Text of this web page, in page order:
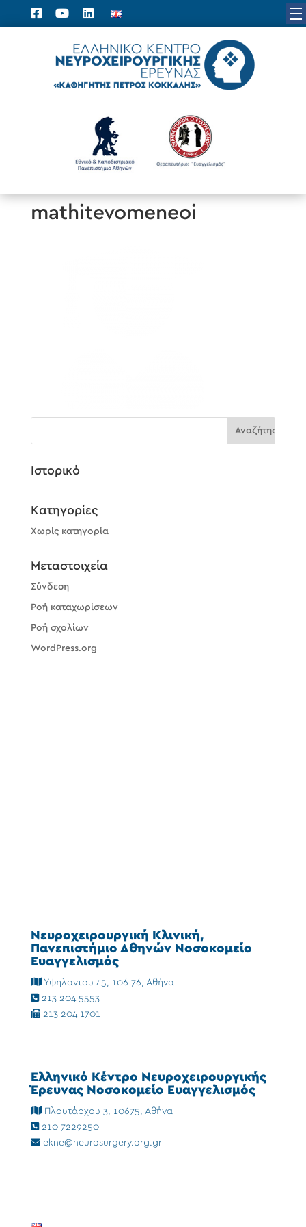
mathitevomeneoi
Ιστορικό
Kατηγορίες
Χωρίς κατηγορία
Μεταστοιχεία
Σύνδεση
Ροή καταχωρίσεων
Ροή σχολίων
WordPress.org
Νευροχειρουργική Κλινική,
Πανεπιστήμιο Αθηνών Νοσοκομείο
Ευαγγελισμός
Υψηλάντου 45, 106 76, Αθήνα
213 204 5553
213 204 1701
Ελληνικό Κέντρο Νευροχειρουργικής
Έρευνας Νοσοκομείο Ευαγγελισμός
Πλουτάρχου 3, 10675, Αθήνα
210 7229250
ekne@neurosurgery.org.gr